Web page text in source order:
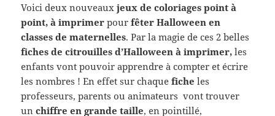
Voici deux nouveauxjeux de coloriages point à
point, à imprimer pourfêter Halloween en
classes de maternelles. Par la magie de ces 2 belles
fiches de citrouilles d’Halloween à imprimer, les
enfants vont pouvoir apprendre à compter et écrire
les nombres ! En effet sur chaquefiche les
professeurs, parents ou animateurs vont trouver
unchiffre en grande taille, en pointillé,